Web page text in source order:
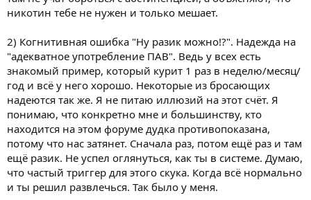
никотин тебе не нужен и только мешает.
2) Когнитивная ошибка "Ну разик можно!?". Надежда на
"адекватное употребление ПАВ". Ведь у всех есть
знакомый пример, который курит 1 раз в неделю/месяц/
год и всё у него хорошо. Некоторые из бросающих
надеются так же. Я не питаю иллюзий на этот счёт. Я
понимаю, что конкретно мне и большинству, кто
находится на этом форуме дудка противопоказана,
потому что нас затянет. Сначала раз, потом ещё раз и там
ещё разик. Не успел оглянуться, как ты в системе. Думаю,
что частый триггер для этого скука. Когда всё нормально
и ты решил развлечься. Так было у меня.